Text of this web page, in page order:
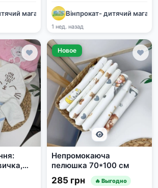
магазин Вінпрокат- дитячий
1 нед. назад
Новое
Непромокаюча
пелюшка 70*100 см
285 грн 🔥 Выгодно